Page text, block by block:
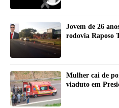
Jovem de 26
rodovia Raposo
Mulher cai de
viaduto em